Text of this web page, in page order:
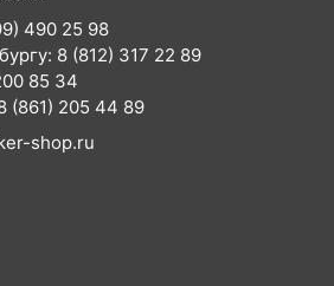
490 25 98
8 (812) 317 22 89
85 34
(861) 205 44 89
shop.ru